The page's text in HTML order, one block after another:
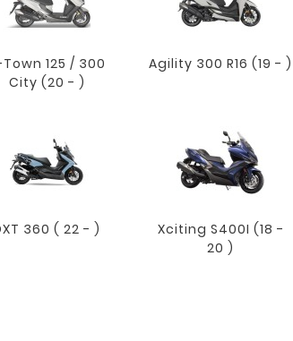
125 / 300
City (20 - )
Agility 300 R16 (19 - )
360 ( 22 - )
Xciting S400I (18 -
20 )